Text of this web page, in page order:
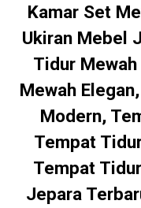
Kamar Set
Ukiran Mebel
Tidur
Mewah
Modern,
Tempat
Tempat
Jepara